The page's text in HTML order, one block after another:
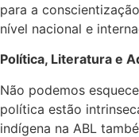
para a
nível nacional e
Política, Literatura e
Não podemos
política estão
indígena na ABL